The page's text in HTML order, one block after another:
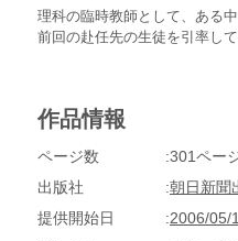
理科の臨時教師として、ある
前回の赴任先の生徒を引率し
を見る「目」はこのときすで
作品情報
ページ数
301ペー
出版社
朝日新聞
提供開始日
2006/05/